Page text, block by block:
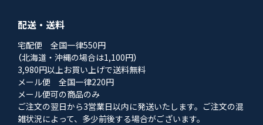
配送・送料
宅配便 全国一律550円
（北海道・沖縄の場合は1,100円）
3,980円以上お買い上げで送料無料
メール便 全国一律220円
メール便可の商品のみ
ご注文の翌日から3営業日以内に発送いたします。ご注文の混
雑状況によって、多少前後する場合がございます。